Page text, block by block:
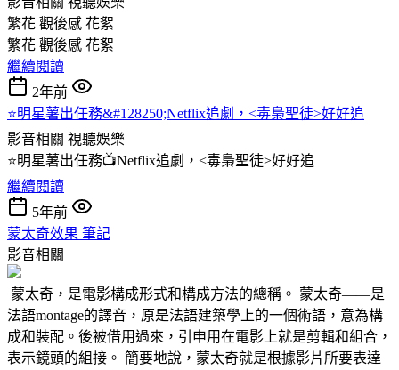
繁花 觀後感 花絮
繁花 觀後感 花絮
繼續閱讀
2年前
⭐明星薯出任務&#128250;Netflix追劇，<毒梟聖徒>好好追
影音相關 視聽娛樂
⭐明星薯出任務📺Netflix追劇，<毒梟聖徒>好好追
繼續閱讀
5年前
蒙太奇效果 筆記
影音相關
蒙太奇，是電影構成形式和構成方法的總稱。 蒙太奇——是
法語montage的譯音，原是法語建築學上的一個術語，意為構
成和裝配。後被借用過來，引申用在電影上就是剪輯和組合，
表示鏡頭的組接。 簡要地說，蒙太奇就是根據影片所要表達